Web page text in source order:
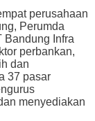
perusahaan
Perumda
Bandung Infra
perbankan,
dan
37 pasar
menyediakan